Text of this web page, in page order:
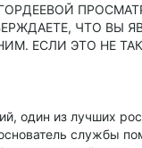
ЧТО ВЫ
ЕСЛИ ЭТО НЕ
один из лучших
службы